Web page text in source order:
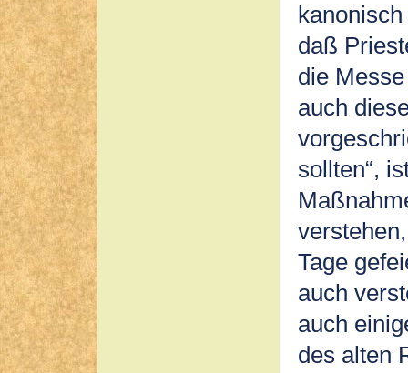
daß
die
auch
sollten“,
Tage
auch
auch
des alten